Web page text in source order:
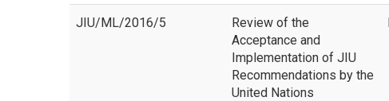
JIU/ML/2016/5
Review of the
Acceptance and
Implementation of JIU
Recommendations by the
United Nations